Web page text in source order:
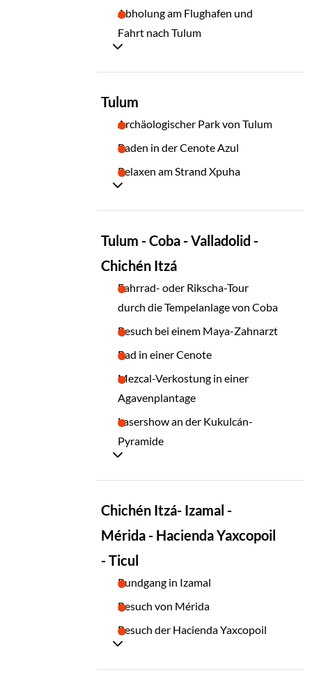
Abholung am Flughafen und
Fahrt nach Tulum
Tulum
Archäologischer Park von Tulum
Baden in der Cenote Azul
Relaxen am Strand Xpuha
Tulum - Coba - Valladolid -
Chichén Itzá
Fahrrad- oder Rikscha-Tour
durch die Tempelanlage von Coba
Besuch bei einem Maya-Zahnarzt
Bad in einer Cenote
Mezcal-Verkostung in einer
Agavenplantage
Lasershow an der Kukulcán-
Pyramide
Chichén Itzá- Izamal -
Mérida - Hacienda Yaxcopoil
- Ticul
Rundgang in Izamal
Besuch von Mérida
Besuch der Hacienda Yaxcopoil